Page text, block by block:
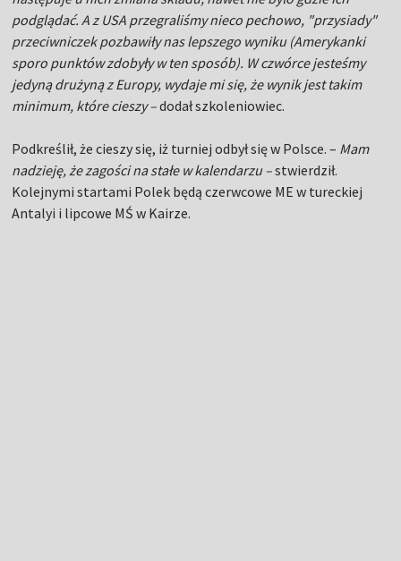
podglądać. A z USA przegraliśmy nieco pechowo, "przysiady"
przeciwniczek pozbawiły nas lepszego wyniku (Amerykanki
sporo punktów zdobyły w ten sposób). W czwórce jesteśmy
jedyną drużyną z Europy, wydaje mi się, że wynik jest takim
minimum, które cieszy –dodał szkoleniowiec.
Podkreślił, że cieszy się, iż turniej odbył się w Polsce. – Mam
nadzieję, że zagości na stałe w kalendarzu –stwierdził.
Kolejnymi startami Polek będą czerwcowe ME w tureckiej
Antalyi i lipcowe MŚ w Kairze.